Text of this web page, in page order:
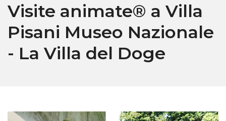
Visite animate® a Villa
Pisani Museo Nazionale
- La Villa del Doge